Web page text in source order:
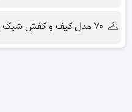
۷۰ مدل کیف و کفش شیک و جدید مناسب عید نوروز ۱۴۰۱